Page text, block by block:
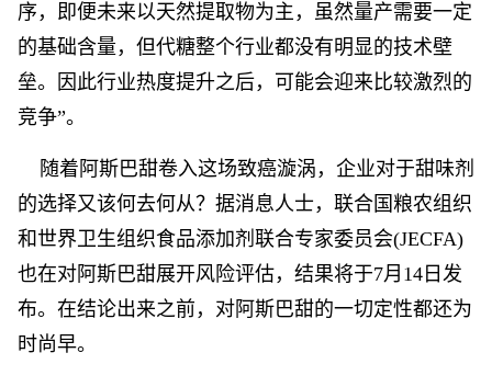
序，即便未来以天然提取物为主，虽然量产需要一定
的基础含量，但代糖整个行业都没有明显的技术壁
垒。因此行业热度提升之后，可能会迎来比较激烈的
竞争”。
随着阿斯巴甜卷入这场致癌漩涡，企业对于甜味剂
的选择又该何去何从？据消息人士，联合国粮农组织
和世界卫生组织食品添加剂联合专家委员会(JECFA)
也在对阿斯巴甜展开风险评估，结果将于7月14日发
布。在结论出来之前，对阿斯巴甜的一切定性都还为
时尚早。